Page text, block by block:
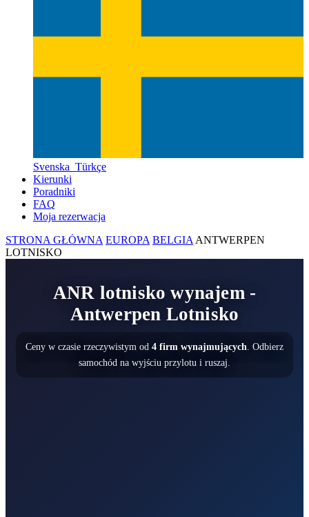
Svenska Türkçe
Kierunki
Poradniki
FAQ
Moja rezerwacja
STRONA GŁÓWNA EUROPA BELGIA ANTWERPEN
LOTNISKO
ANR lotnisko wynajem -
Antwerpen Lotnisko
Ceny w czasie rzeczywistym od 4 firm wynajmujących . Odbierz
samochód na wyjściu przylotu i ruszaj.